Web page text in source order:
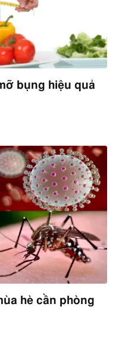
bụng hiệu quả
hè cần phòng